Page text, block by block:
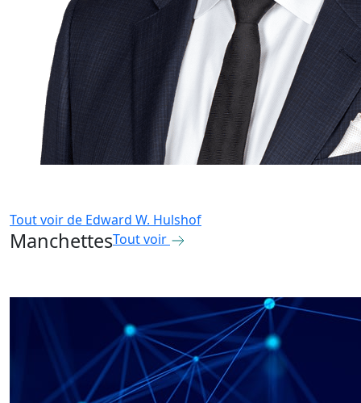
Tout voir de Edward W. Hulshof
ManchettesTout voir